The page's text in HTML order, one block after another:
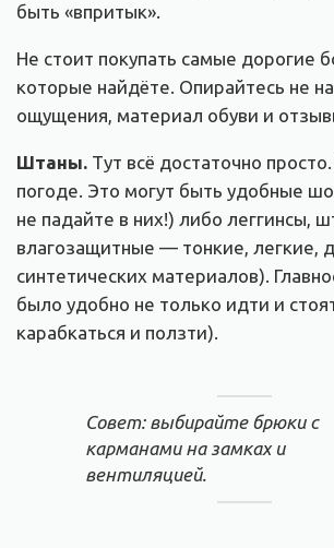
быть «впритык».
Не стоит покупать самые дорогие
которые найдёте. Опирайтесь не
ощущения, материал обуви и
Штаны. Тут всё достаточно
погоде. Это могут быть удобные
не падайте в них!) либо леггинсы,
влагозащитные — тонкие, легкие,
синтетических материалов).
было удобно не только идти и
карабкаться и ползти).
Совет: выбирайте брюки с
карманами на замках и
вентиляцией.